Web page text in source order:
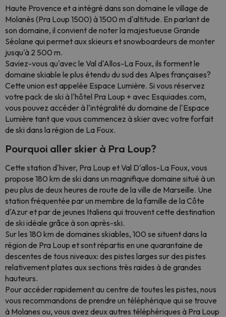
Haute Provence et a intégré dans son domaine le village de
Molanès (Pra Loup 1500) à 1500 m d'altitude. En parlant de
son domaine, il convient de noter la majestueuse Grande
Séolane qui permet aux skieurs et snowboardeurs de monter
jusqu'à 2 500 m.
Saviez-vous qu'avec le Val d'Allos-La Foux, ils forment le
domaine skiable le plus étendu du sud des Alpes françaises?
Cette union est appelée Espace Lumière. Si vous réservez
votre pack de ski à l'hôtel Pra Loup + avec Esquiades.com,
vous pouvez accéder à l'intégralité du domaine de l'Espace
Lumière tant que vous commencez à skier avec votre forfait
de ski dans la région de La Foux.
Pourquoi aller skier à Pra Loup?
Cette station d'hiver, Pra Loup et Val D'allos-La Foux, vous
propose 180 km de ski dans un magnifique domaine situé à un
peu plus de deux heures de route de la ville de Marseille. Une
station fréquentée par un membre de la famille de la Côte
d'Azur et par de jeunes Italiens qui trouvent cette destination
de ski idéale grâce à son après-ski.
Sur les 180 km de domaines skiables, 100 se situent dans la
région de Pra Loup et sont répartis en une quarantaine de
descentes de tous niveaux: des pistes larges sur des pistes
relativement plates aux sections très raides à de grandes
hauteurs.
Pour accéder rapidement au centre de toutes les pistes, nous
vous recommandons de prendre un téléphérique qui se trouve
à Molanes ou, vous avez deux autres téléphériques à Pra Loup